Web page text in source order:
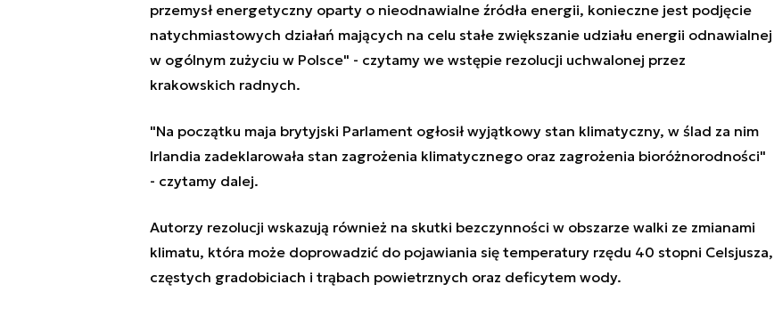
przemysł energetyczny oparty o nieodnawialne źródła energii, konieczne jest podjęcie
natychmiastowych działań mających na celu stałe zwiększanie udziału energii odnawialnej
w ogólnym zużyciu w Polsce" - czytamy we wstępie rezolucji uchwalonej przez
krakowskich radnych.
"Na początku maja brytyjski Parlament ogłosił wyjątkowy stan klimatyczny, w ślad za nim
Irlandia zadeklarowała stan zagrożenia klimatycznego oraz zagrożenia bioróżnorodności"
- czytamy dalej.
Autorzy rezolucji wskazują również na skutki bezczynności w obszarze walki ze zmianami
klimatu, która może doprowadzić do pojawiania się temperatury rzędu 40 stopni Celsjusza,
częstych gradobiciach i trąbach powietrznych oraz deficytem wody.